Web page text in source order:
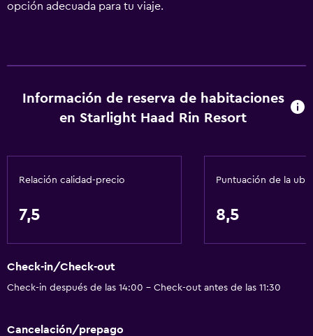
opción adecuada para tu viaje.
Información de reserva de habitaciones
en Starlight Haad Rin Resort
Relación calidad-precio
7,5
Puntuación de la
8,5
Check-in/Check-out
Check-in después de las 14:00 - Check-out antes de las 11:30
Cancelación/prepago